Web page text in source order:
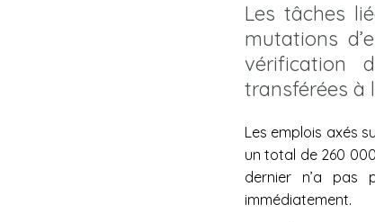
Les tâches
mutations
vérification
transférées à
Les emplois axés
un total de 260
dernier n’a pas
immédiatement.